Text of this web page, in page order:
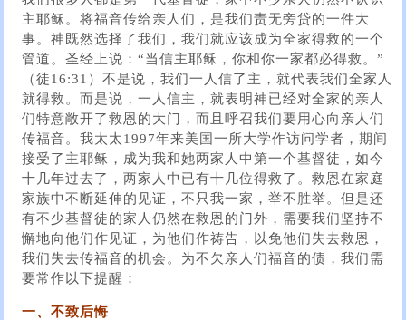
主耶稣。将福音传给亲人们，是我们责无旁贷的一件大
事。神既然选择了我们，我们就应该成为全家得救的一个
管道。圣经上说：“当信主耶稣，你和你一家都必得救。”
（徒16:31）不是说，我们一人信了主，就代表我们全家人
就得救。而是说，一人信主，就表明神已经对全家的亲人
们特意敞开了救恩的大门，而且呼召我们要用心向亲人们
传福音。我太太1997年来美国一所大学作访问学者，期间
接受了主耶稣，成为我和她两家人中第一个基督徒，如今
十几年过去了，两家人中已有十几位得救了。救恩在家庭
家族中不断延伸的见证，不只我一家，举不胜举。但是还
有不少基督徒的家人仍然在救恩的门外，需要我们坚持不
懈地向他们作见证，为他们作祷告，以免他们失去救恩，
我们失去传福音的机会。为不欠亲人们福音的债，我们需
要常作以下提醒：
一、不致后悔